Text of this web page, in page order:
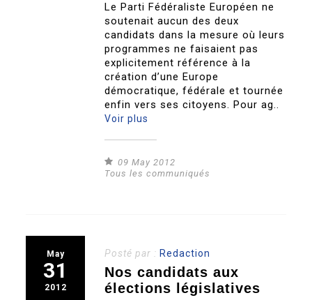
Le Parti Fédéraliste Européen ne
soutenait aucun des deux
candidats dans la mesure où leurs
programmes ne faisaient pas
explicitement référence à la
création d’une Europe
démocratique, fédérale et tournée
enfin vers ses citoyens. Pour ag..
Voir plus
09 May 2012
Tous les communiqués
May
31
2012
Posté par : Redaction
Nos candidats aux
élections législatives